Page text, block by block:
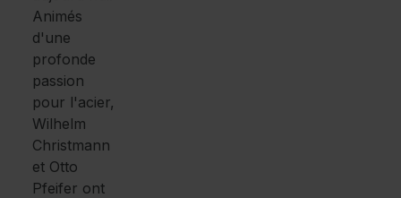
Animés
d'une
profonde
passion
pour l'acier,
Wilhelm
Christmann
et Otto
Pfeifer ont